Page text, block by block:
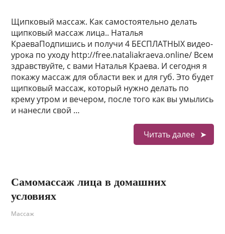
Щипковый массаж. Как самостоятельно делать
щипковый массаж лица.. Наталья
КраеваПодпишись и получи 4 БЕСПЛАТНЫХ видео-
урока по уходу http://free.nataliakraeva.online/ Всем
здравствуйте, с вами Наталья Краева. И сегодня я
покажу массаж для области век и для губ. Это будет
щипковый массаж, который нужно делать по
крему утром и вечером, после того как вы умылись
и нанесли свой …
Читать далее
Самомассаж лица в домашних
условиях
Массаж